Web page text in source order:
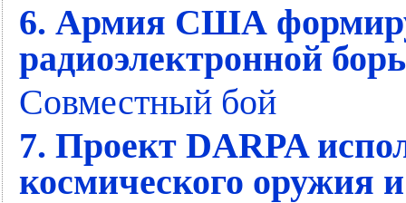
6. Армия США
радиоэлектронной
Совместный бой
7. Проект DARPA
космического оружия